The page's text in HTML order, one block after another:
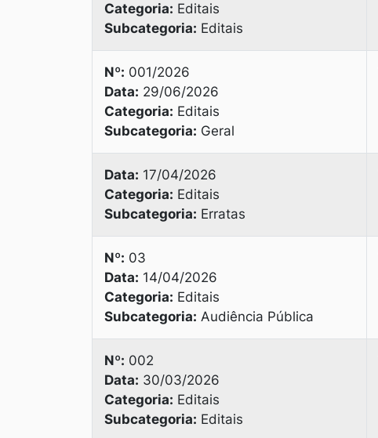
Categoria: Editais
Subcategoria: Editais
Nº: 001/2026
Data: 29/06/2026
Categoria: Editais
Subcategoria: Geral
Data: 17/04/2026
Categoria: Editais
Subcategoria: Erratas
Nº: 03
Data: 14/04/2026
Categoria: Editais
Subcategoria: Audiência Pública
Nº: 002
Data: 30/03/2026
Categoria: Editais
Subcategoria: Editais